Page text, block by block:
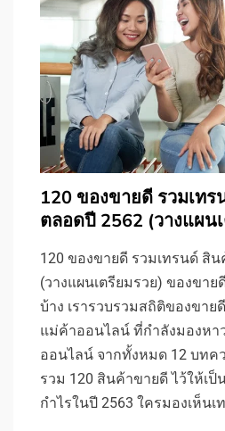
120 ของขายดี รวมเท
ตลอดปี 2562 (วางแผน
120 ของขายดี รวมเทรนด์ สิ
(วางแผนเตรียมรวย) ของขา
บ้าง เรารวบรวมสถิติของขา
แม่ค้าออนไลน์ ที่กำลังมองหา
ออนไลน์ จากทั้งหมด 12 บทค
รวม 120 สินค้าขายดี ไว้ให้เป็
กำไรในปี 2563 ใครมองเห็นเ